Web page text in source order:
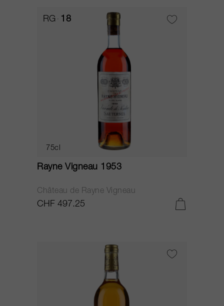
RG 18
75cl
Rayne Vigneau 1953
Château de Rayne Vigneau
CHF 497.25